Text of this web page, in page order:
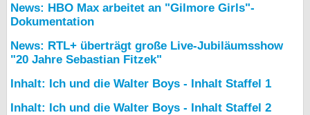
News: HBO Max arbeitet an "Gilmore Girls"-
Dokumentation
News: RTL+ überträgt große Live-Jubiläumsshow
"20 Jahre Sebastian Fitzek"
Inhalt: Ich und die Walter Boys - Inhalt Staffel 1
Inhalt: Ich und die Walter Boys - Inhalt Staffel 2